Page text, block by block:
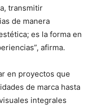
transmitir
de manera
es la forma en
afirma.
en proyectos que
de marca hasta
integrales